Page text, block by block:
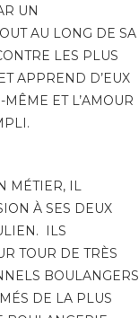
UN
AU LONG DE SA
LES PLUS
APPREND D’EUX
MÊME ET L’AMOUR
MÉTIER, IL
À SES DEUX
ILS
TOUR DE TRÈS
BOULANGERS
DE LA PLUS